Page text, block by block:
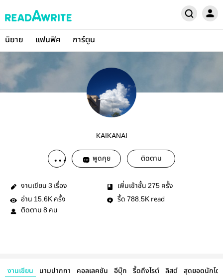
นิยาย แฟนฟิค การ์ตูน
KAIKANAI
พูดคุย ติดตาม
งานเขียน 3 เรื่อง เพิ่มเข้าชั้น 275 ครั้ง
อ่าน 15.6K ครั้ง รี้ด 788.5K read
ติดตาม 8 คน
งานเขียน นามปากกา คอลเลคชัน อีบุ๊ก รี้ดถึงไรต์ ลิสต์ สุดยอดนักโด